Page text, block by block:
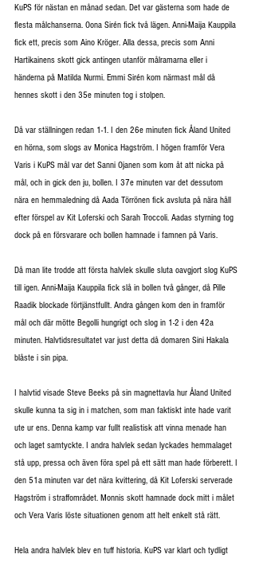
KuPS för nästan en månad sedan. Det var gästerna som hade de
flesta målchanserna. Oona Sirén fick två lägen. Anni-Maija Kauppila
fick ett, precis som Aino Kröger. Alla dessa, precis som Anni
Hartikainens skott gick antingen utanför målramarna eller i
händerna på Matilda Nurmi. Emmi Sirén kom närmast mål då
hennes skott i den 35e minuten tog i stolpen.
Då var ställningen redan 1-1. I den 26e minuten fick Åland United
en hörna, som slogs av Monica Hagström. I högen framför Vera
Varis i KuPS mål var det Sanni Ojanen som kom åt att nicka på
mål, och in gick den ju, bollen. I 37e minuten var det dessutom
nära en hemmaledning då Aada Törrönen fick avsluta på nära håll
efter förspel av Kit Loferski och Sarah Troccoli. Aadas styrning tog
dock på en försvarare och bollen hamnade i famnen på Varis.
Då man lite trodde att första halvlek skulle sluta oavgjort slog KuPS
till igen. Anni-Maija Kauppila fick slå in bollen två gånger, då Pille
Raadik blockade förtjänstfullt. Andra gången kom den in framför
mål och där mötte Begolli hungrigt och slog in 1-2 i den 42a
minuten. Halvtidsresultatet var just detta då domaren Sini Hakala
blåste i sin pipa.
I halvtid visade Steve Beeks på sin magnettavla hur Åland United
skulle kunna ta sig in i matchen, som man faktiskt inte hade varit
ute ur ens. Denna kamp var fullt realistisk att vinna menade han
och laget samtyckte. I andra halvlek sedan lyckades hemmalaget
stå upp, pressa och även föra spel på ett sätt man hade förberett. I
den 51a minuten var det nära kvittering, då Kit Loferski serverade
Hagström i straffområdet. Monnis skott hamnade dock mitt i målet
och Vera Varis löste situationen genom att helt enkelt stå rätt.
Hela andra halvlek blev en tuff historia. KuPS var klart och tydligt